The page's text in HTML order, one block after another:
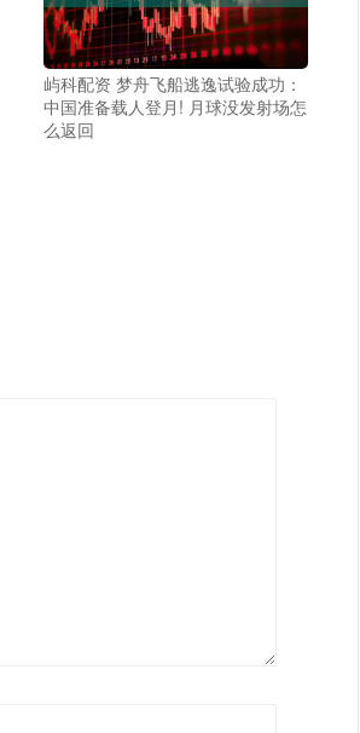
屿科配资 梦舟飞船逃逸试验成功：
中国准备载人登月! 月球没发射场怎
么返回